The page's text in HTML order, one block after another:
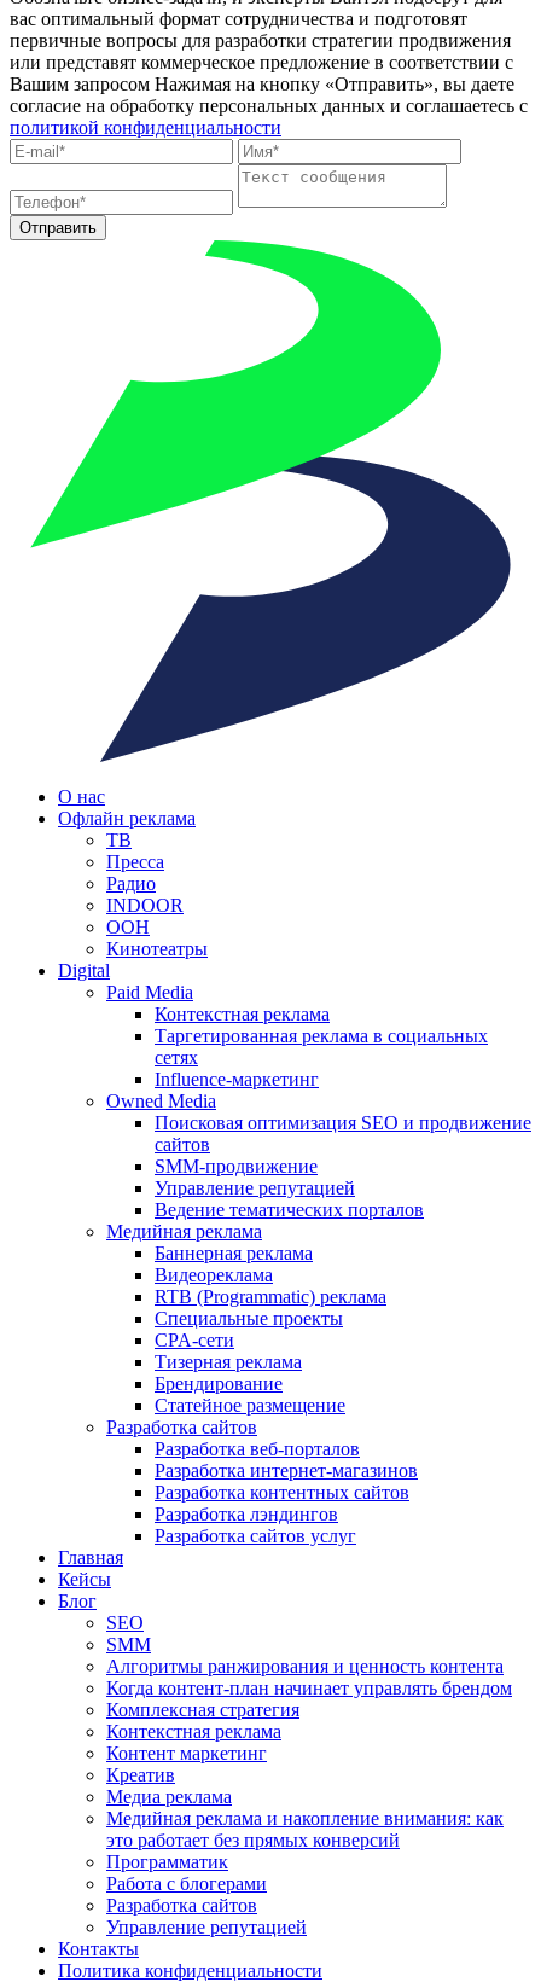
вас оптимальный формат сотрудничества и подготовят
первичные вопросы для разработки стратегии продвижения
или представят коммерческое предложение в соответствии с
Вашим запросом Нажимая на кнопку «Отправить», вы даете
согласие на обработку персональных данных и соглашаетесь c
политикой конфиденциальности
Отправить
О нас
Офлайн реклама
ТВ
Пресса
Радио
INDOOR
OOH
Кинотеатры
Digital
Paid Media
Контекстная реклама
Таргетированная реклама в социальных
сетях
Influence-маркетинг
Owned Media
Поисковая оптимизация SEO и продвижение
сайтов
SMM-продвижение
Управление репутацией
Ведение тематических порталов
Медийная реклама
Баннерная реклама
Видеореклама
RTB (Programmatic) реклама
Специальные проекты
CPA-сети
Тизерная реклама
Брендирование
Статейное размещение
Разработка сайтов
Разработка веб-порталов
Разработка интернет-магазинов
Разработка контентных сайтов
Разработка лэндингов
Разработка сайтов услуг
Главная
Кейсы
Блог
SEO
SMM
Алгоритмы ранжирования и ценность контента
Когда контент-план начинает управлять брендом
Комплексная стратегия
Контекстная реклама
Контент маркетинг
Креатив
Медиа реклама
Медийная реклама и накопление внимания: как
это работает без прямых конверсий
Программатик
Работа с блогерами
Разработка сайтов
Управление репутацией
Контакты
Политика конфиденциальности